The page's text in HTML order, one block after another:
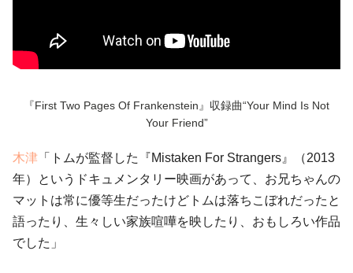
『First Two Pages Of Frankenstein』収録曲“Your Mind Is Not
Your Friend”
木津 「トムが監督した『Mistaken For Strangers』（2013
年）というドキュメンタリー映画があって、お兄ちゃんの
マットは常に優等生だったけどトムは落ちこぼれだったと
語ったり、生々しい家族喧嘩を映したり、おもしろい作品
でした」